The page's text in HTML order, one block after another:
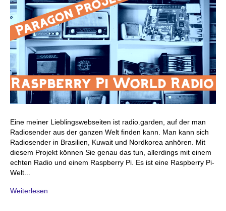
Eine meiner Lieblingswebseiten ist radio.garden, auf der man
Radiosender aus der ganzen Welt finden kann. Man kann sich
Radiosender in Brasilien, Kuwait und Nordkorea anhören. Mit
diesem Projekt können Sie genau das tun, allerdings mit einem
echten Radio und einem Raspberry Pi. Es ist eine Raspberry Pi-
Welt...
Weiterlesen